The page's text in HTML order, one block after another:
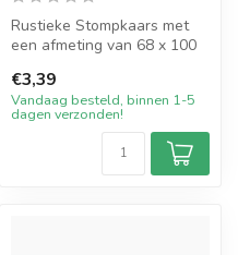
Rustieke Stompkaars met
een afmeting van 68 x 100
Rood. ...
€3,39
Vandaag besteld, binnen 1-5
dagen verzonden!